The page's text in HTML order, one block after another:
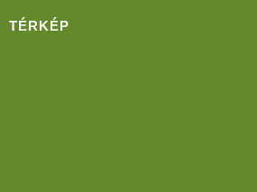
TÉRKÉP